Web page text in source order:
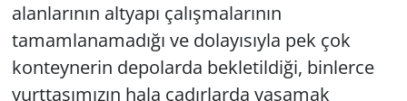
alanlarının altyapı çalışmalarının
tamamlanamadığı ve dolayısıyla pek çok
konteynerin depolarda bekletildiği, binlerce
yurttaşımızın hala çadırlarda yaşamak